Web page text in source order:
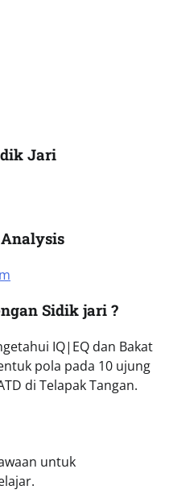
Jari
Sidik jari ?
IQ|EQ dan Bakat
pola pada 10 ujung
di Telapak Tangan.
untuk